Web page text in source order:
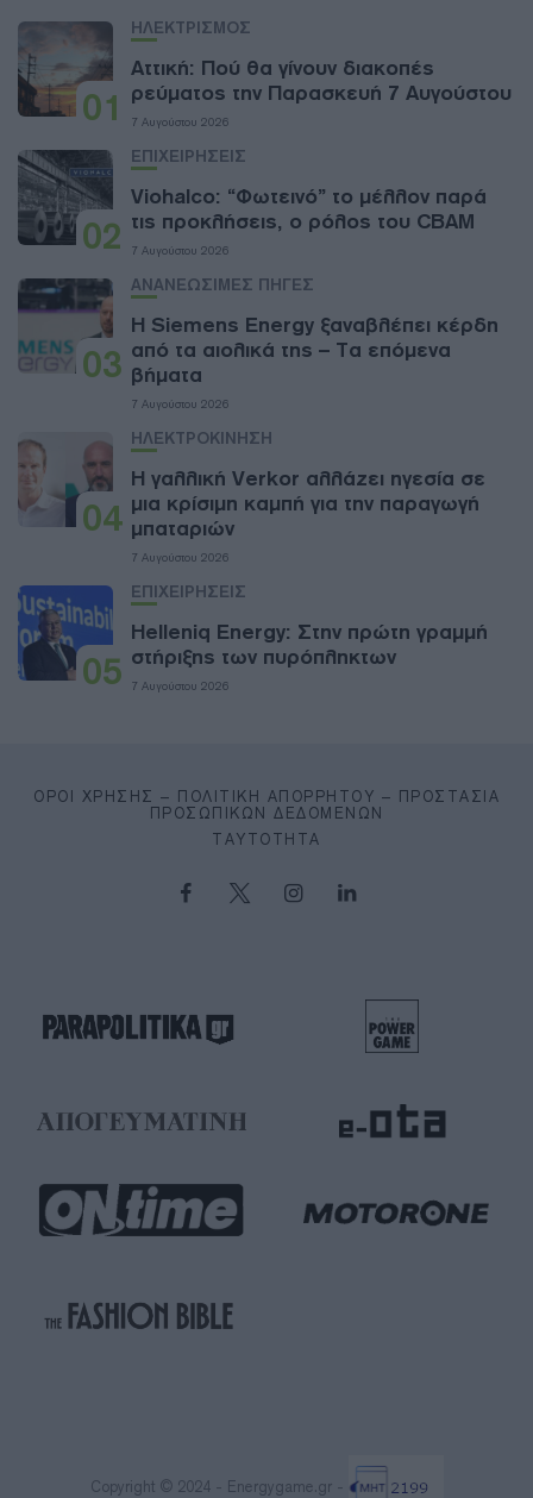
01
ΗΛΕΚΤΡΙΣΜΟΣ
Αττική: Πού θα γίνουν διακοπές
ρεύματος την Παρασκευή 7 Αυγούστου
7 Αυγούστου 2026
02
ΕΠΙΧΕΙΡΗΣΕΙΣ
Viohalco: “Φωτεινό” το μέλλον παρά
τις προκλήσεις, ο ρόλος του CBAM
7 Αυγούστου 2026
03
ΑΝΑΝΕΩΣΙΜΕΣ ΠΗΓΕΣ
Η Siemens Energy ξαναβλέπει κέρδη
από τα αιολικά της – Τα επόμενα
βήματα
7 Αυγούστου 2026
04
ΗΛΕΚΤΡΟΚΙΝΗΣΗ
Η γαλλική Verkor αλλάζει ηγεσία σε
μια κρίσιμη καμπή για την παραγωγή
μπαταριών
7 Αυγούστου 2026
05
ΕΠΙΧΕΙΡΗΣΕΙΣ
Helleniq Energy: Στην πρώτη γραμμή
στήριξης των πυρόπληκτων
7 Αυγούστου 2026
ΌΡΟΙ ΧΡΉΣΗΣ – ΠΟΛΙΤΙΚΉ ΑΠΟΡΡΉΤΟΥ – ΠΡΟΣΤΑΣΊΑ
ΠΡΟΣΩΠΙΚΏΝ ΔΕΔΟΜΈΝΩΝ
ΤΑΥΤΌΤΗΤΑ
Copyright © 2024 - Energygame.gr -